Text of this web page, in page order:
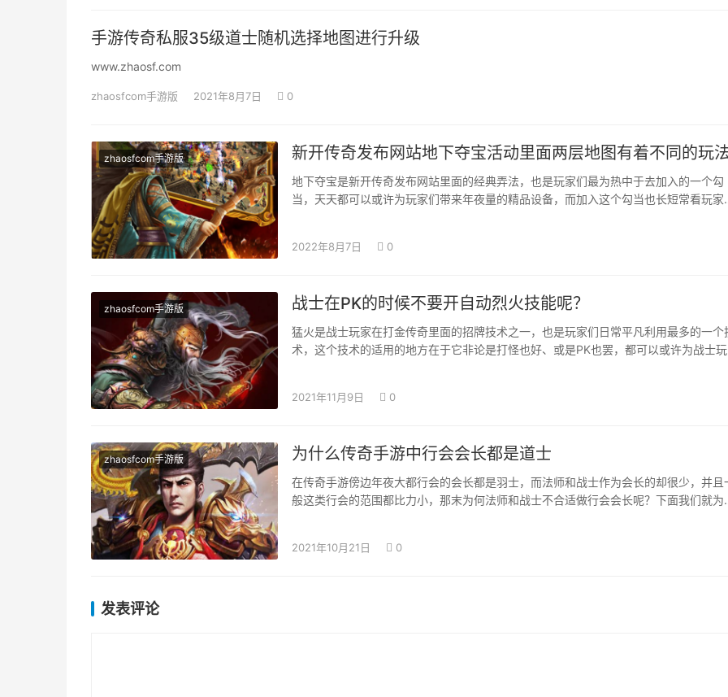
手游传奇私服35级道士随机选择地图进行升级
www.zhaosf.com
zhaosfcom手游版 2021年8月7日 0
zhaosfcom手游版 新开传奇发布网站地下夺宝活动里面两层地图有着不同的玩
地下夺宝是新开传奇发布网站里面的经典弄法，也是玩家们最为热中于去加入的一个勾
当，天天都可以或许为玩家们带来年夜量的精品设备，而加入这个勾当也长短常看玩家
2022年8月7日 0
zhaosfcom手游版 战士在PK的时候不要开自动烈火技能呢？
猛火是战士玩家在打金传奇里面的招牌技术之一，也是玩家们日常平凡利用最多的一个
术，这个技术的适用的地方在于它非论是打怪也好、或是PK也罢，都可以或许为战士玩
2021年11月9日 0
zhaosfcom手游版 为什么传奇手游中行会会长都是道士
在传奇手游傍边年夜大都行会的会长都是羽士，而法师和战士作为会长的却很少，并且
般这类行会的范围都比力小，那末为何法师和战士不合适做行会会长呢？下面我们就为
2021年10月21日 0
发表评论